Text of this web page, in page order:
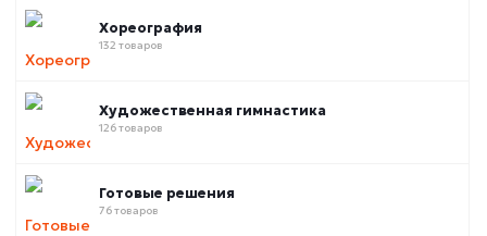
Хореография
132 товаров
Художественная гимнастика
126 товаров
Готовые решения
76 товаров